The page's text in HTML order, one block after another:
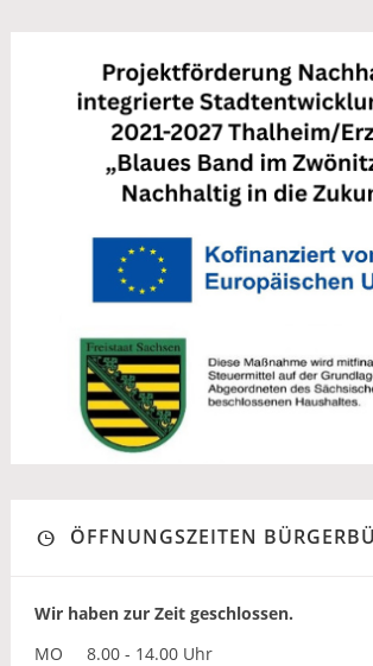
ÖFFNUNGSZEITEN
Wir haben zur Zeit geschlossen.
MO
8.00 - 14.00 Uhr